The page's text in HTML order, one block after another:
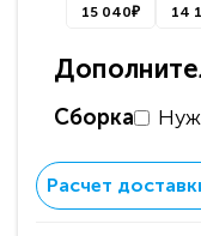
15 040₽ 14
Сборка
Расчет